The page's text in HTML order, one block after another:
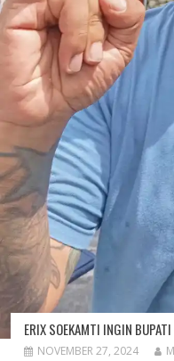
ERIX SOEKAMTI INGIN
NOVEMBER 27, 2024